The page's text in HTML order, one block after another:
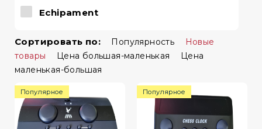
Echipament
Сортировать по: Популярность
Новые
товары
Цена большая-маленькая
Цена
маленькая-большая
Популярное Популярное